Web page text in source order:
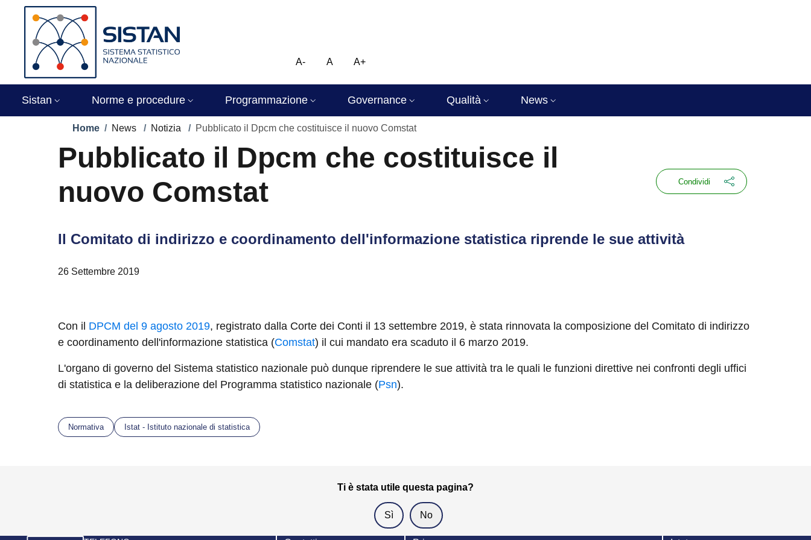
al contenuto principale
to footer content
Immagine
A- A A+
Sistan Norme e procedure Programmazione Governance Qualità News
Briciole di pane
Home / News / Notizia / Pubblicato il Dpcm che costituisce il nuovo Comstat
Pubblicato il Dpcm che costituisce il
nuovo Comstat
Condividi
Il Comitato di indirizzo e coordinamento dell'informazione statistica riprende le sue attività
26 Settembre 2019
Con il DPCM del 9 agosto 2019, registrato dalla Corte dei Conti il 13 settembre 2019, è stata rinnovata la composizione del Comitato di indirizzo
e coordinamento dell'informazione statistica (Comstat) il cui mandato era scaduto il 6 marzo 2019.
L'organo di governo del Sistema statistico nazionale può dunque riprendere le sue attività tra le quali le funzioni direttive nei confronti degli uffici
di statistica e la deliberazione del Programma statistico nazionale (Psn).
Normativa Istat - Istituto nazionale di statistica
Ti è stata utile questa pagina?